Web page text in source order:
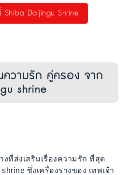
Daijingu Shrine
ความรัก คู่ครอง จาก
shrine
งที่ส่งเสริมเรื่องความรัก ที่สุด
ซึ่งเครื่องรางของ เทพเจ้า